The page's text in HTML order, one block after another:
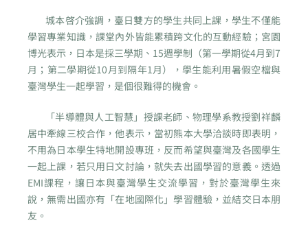
城本啓介強調，臺日雙方的學生共同上課，學生不僅能
學習專業知識，課堂內外皆能累積跨文化的互動經驗；宮園
博光表示，日本是採三學期、15週學制（第一學期從4月到7
月；第二學期從10月到隔年1月），學生能利用暑假空檔與
臺灣學生一起學習，是個很難得的機會。
「半導體與人工智慧」授課老師、物理學系教授劉祥麟
居中牽線三校合作，他表示，當初熊本大學洽談時即表明，
不用為日本學生特地開設專班，反而希望與臺灣及各國學生
一起上課，若只用日文討論，就失去出國學習的意義。透過
EMI課程，讓日本與臺灣學生交流學習，對於臺灣學生來
說，無需出國亦有「在地國際化」學習體驗，並結交日本朋
友。